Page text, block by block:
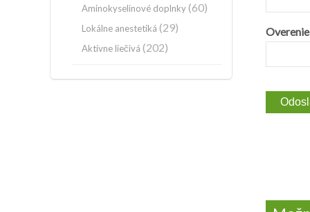
Aminokyselinové doplnky(60)
Lokálne anestetiká (29)
Aktívne liečivá (202)